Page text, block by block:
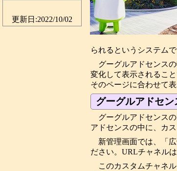
られるというシステムで
グーグルアドセンス
変化して表示されるこ
そのページに合わせて表
グーグルアドセ
グーグルアドセンス
アドセンスの中に、カ
新管理画面では、「
ださい。URLチャネル
このカスタムチャネ
更新日:2022/10/02